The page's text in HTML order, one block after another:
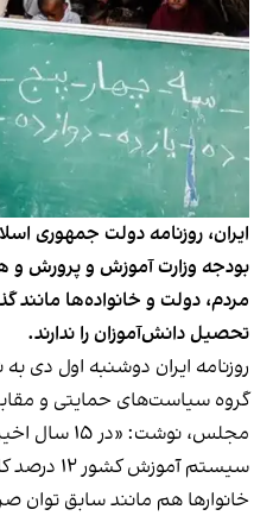
ایران، روزنامه دولت جمهوری
بودجه وزارت آموزش و پرورش
مردم، دولت و خانواده‌ها مانند
تحصیل دانش‌آموزان را ندارند.
روزنامه ایران دوشنبه اول دی
گروه سیاست‌های حمایتی و
مجلس، نوشت:
سیستم
خانوارها هم مانند سابق توان